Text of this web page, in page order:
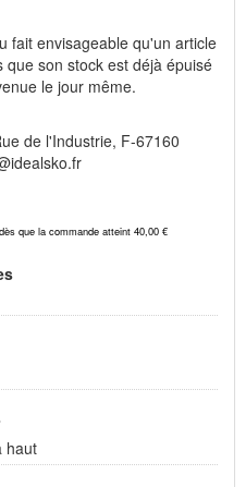
fait envisageable qu'un article
son stock est déjà épuisé
le jour même.
de l'Industrie, F-67160
que la commande atteint 40,00 €
haut